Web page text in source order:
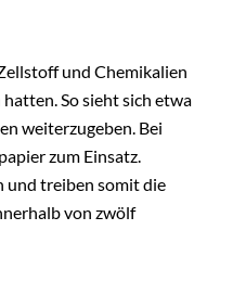
und Chemikalien
So sieht sich etwa
weiterzugeben. Bei
zum Einsatz.
und treiben somit die
von zwölf